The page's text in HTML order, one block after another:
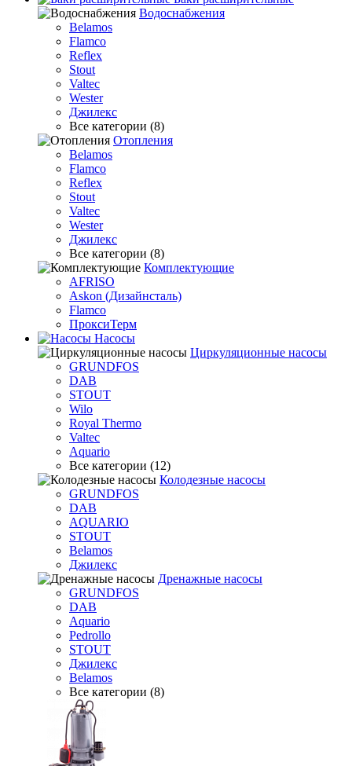
Водоснабжения
Belamos
Flamco
Reflex
Stout
Valtec
Wester
Джилекс
Все категории (8)
Отопления
Belamos
Flamco
Reflex
Stout
Valtec
Wester
Джилекс
Все категории (8)
Комплектующие
AFRISO
Askon (Дизайнсталь)
Flamco
ПроксиТерм
Насосы
Циркуляционные насосы
GRUNDFOS
DAB
STOUT
Wilo
Royal Thermo
Valtec
Aquario
Все категории (12)
Колодезные насосы
GRUNDFOS
DAB
AQUARIO
STOUT
Belamos
Джилекс
Дренажные насосы
GRUNDFOS
DAB
Aquario
Pedrollo
STOUT
Джилекс
Belamos
Все категории (8)